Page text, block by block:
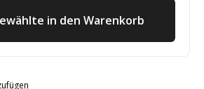
in den Warenkorb